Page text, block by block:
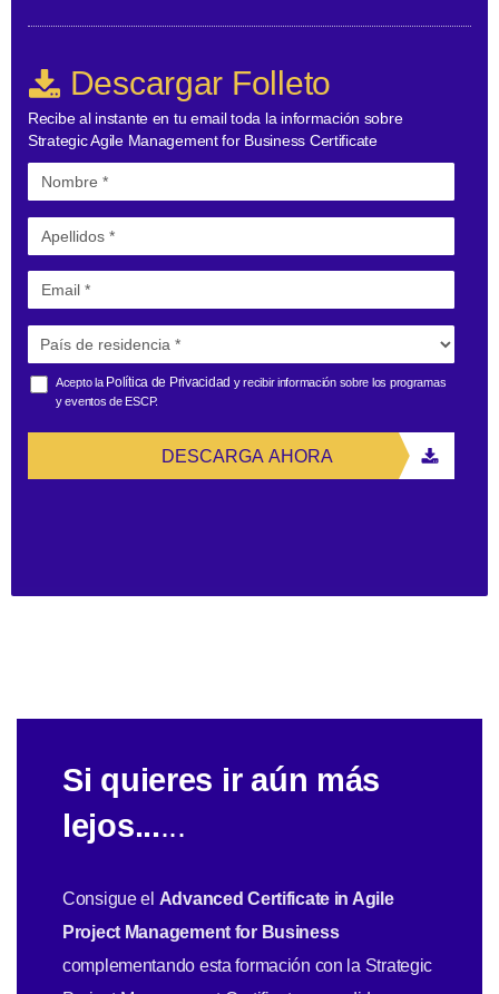
Descargar Folleto
Recibe al instante en tu email toda la información sobre
Strategic Agile Management for Business Certificate
Acepto la Política de Privacidad y recibir información sobre los programas
y eventos de ESCP.
DESCARGA AHORA
Si quieres ir aún más
lejos......
Consigue el Advanced Certificate in Agile
Project Management for Business
complementando esta formación con la Strategic